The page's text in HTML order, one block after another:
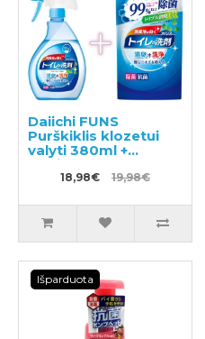
Daiichi FUNS
Purškiklis klozetui
valyti 380ml +
papildymas 330ml
18,98€ 19,98€
Išparduota